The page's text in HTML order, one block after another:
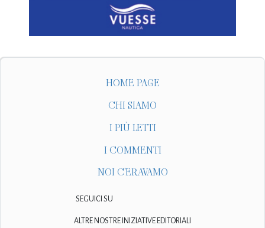
HOME PAGE
CHI SIAMO
I PIÙ LETTI
I COMMENTI
NOI C'ERAVAMO
SEGUICI SU
ALTRE NOSTRE INIZIATIVE EDITORIALI